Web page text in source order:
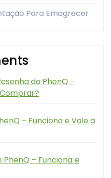
Para Emagrecer
do PhenQ –
– Funciona e Vale a
PhenQ – Funciona e